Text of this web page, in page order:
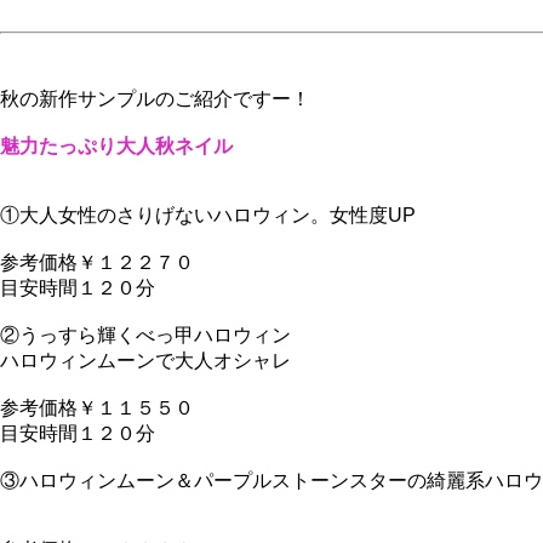
秋の新作サンプルのご紹介ですー！
魅力たっぷり大人秋ネイル
①大人女性のさりげないハロウィン。女性度UP
参考価格￥１２２７０
目安時間１２０分
②うっすら輝くべっ甲ハロウィン
ハロウィンムーンで大人オシャレ
参考価格￥１１５５０
目安時間１２０分
③ハロウィンムーン＆パープルストーンスターの綺麗系ハロ